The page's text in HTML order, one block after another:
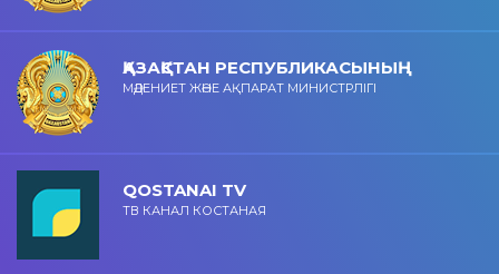
ҚАЗАҚСТАН РЕСПУБЛИКАСЫНЫҢ
МӘДЕНИЕТ ЖӘНЕ АҚПАРАТ МИНИСТРЛІГІ
QOSTANAI TV
ТВ КАНАЛ КОСТАНАЯ